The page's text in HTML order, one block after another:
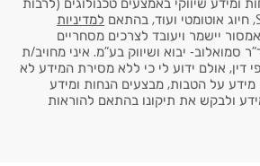
ומידע שיווקי באמצעים טכנולוגים (לרבות
למדיניות
יישמר ויעובד לצרכים מסחריים
סמואלוב- יבוא ושיווק בע"מ. איני מחויב/ת
דין, אולם ידוע לי כי ללא מסירת המידע לא
מידע על הטבות, מבצעים הנחות ומידע
ולבקש את תיקונו בהתאם להוראות